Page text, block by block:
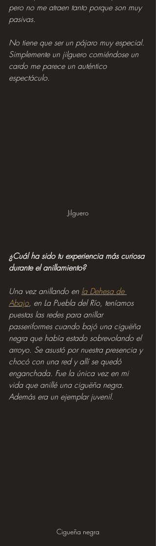
pero no me atraen tanto porque son muy
pasivas.
No tiene que ser un pájaro muy especial.
Simplemente un jilguero comiéndose un
cardo me parece un auténtico
espectáculo.
Jilguero
¿Cuál ha sido tu experiencia más curiosa
durante el anillamiento?
Una vez anillando en la Dehesa de
Abajo, en La Puebla del Río, teníamos
puestas las redes para anillar
passeriformes cuando bajó una ciguëña
negra que había estado sobrevolando el
arroyo. Se asustó por nuestra presencia y
chocó con una red y allí se quedó
enganchada. Fue la única vez en mi
vida que anillé una ciguëña negra.
Además era un ejemplar juvenil.
Cigueña negra